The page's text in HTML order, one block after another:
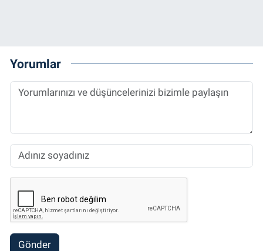
Yorumlar
Gönder